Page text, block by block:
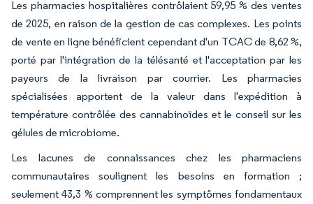
Les pharmacies hospitalières contrôlaient 59,95 % des ventes
de 2025, en raison de la gestion de cas complexes. Les points
de vente en ligne bénéficient cependant d'un TCAC de 8,62 %,
porté par l'intégration de la télésanté et l'acceptation par les
payeurs de la livraison par courrier. Les pharmacies
spécialisées apportent de la valeur dans l'expédition à
température contrôlée des cannabinoïdes et le conseil sur les
gélules de microbiome.
Les lacunes de connaissances chez les pharmaciens
communautaires soulignent les besoins en formation ;
seulement 43,3 % comprennent les symptômes fondamentaux